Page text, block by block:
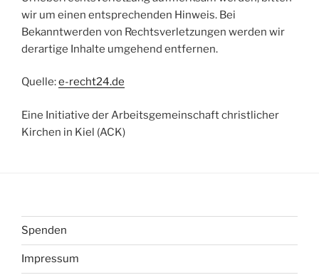
wir um einen entsprechenden Hinweis. Bei
Bekanntwerden von Rechtsverletzungen werden wir
derartige Inhalte umgehend entfernen.
Quelle:e-recht24.de
Eine Initiative der Arbeitsgemeinschaft christlicher
Kirchen in Kiel (ACK)
Spenden
Impressum